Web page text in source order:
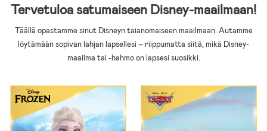
Tervetuloa satumaiseen Disney-maailmaan!
Täällä opastamme sinut Disneyn taianomaiseen maailmaan. Autamme
löytämään sopivan lahjan lapsellesi – riippumatta siitä, mikä Disney-
maailma tai -hahmo on lapsesi suosikki.